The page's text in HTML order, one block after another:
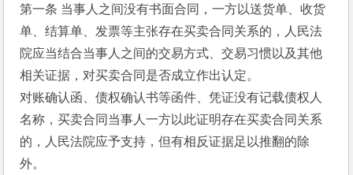
第一条 当事人之间没有书面合同，一方以送货单、收货
单、结算单、发票等主张存在买卖合同关系的，人民法
院应当结合当事人之间的交易方式、交易习惯以及其他
相关证据，对买卖合同是否成立作出认定。
对账确认函、债权确认书等函件、凭证没有记载债权人
名称，买卖合同当事人一方以此证明存在买卖合同关系
的，人民法院应予支持，但有相反证据足以推翻的除
外。